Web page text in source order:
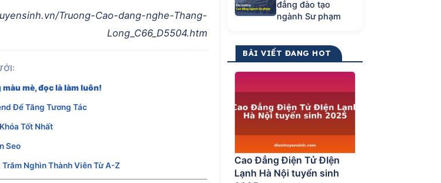
Truong-Cao-dang-nghe-Thang-
Long_C66_D5504.htm
mè, đọc là làm luôn!
Để Tăng Tương Tác
Tốt Nhất
Seo
Nghìn Thành Viên Từ A-Z
đẳng đào tạo
ngành Sư phạm
BÀI VIẾT ĐANG HOT
Cao Đẳng Điện Tử ĐIện
Lạnh Hà Nội tuyển sinh